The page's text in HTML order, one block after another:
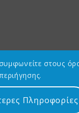
GDG
στους
Πληροφορίες